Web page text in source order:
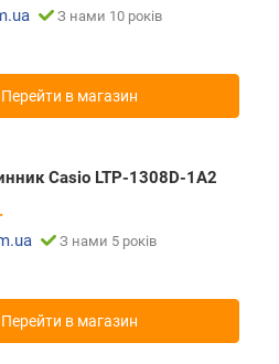
З нами 10 років
Перейти в магазин
Casio LTP-1308D-1A2
З нами 5 років
Перейти в магазин